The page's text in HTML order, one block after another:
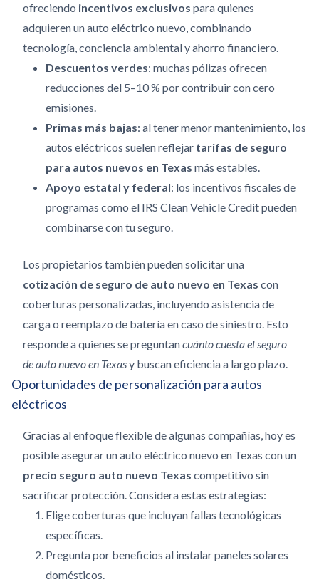
ofreciendo incentivos exclusivos para quienes
adquieren un auto eléctrico nuevo, combinando
tecnología, conciencia ambiental y ahorro financiero.
Descuentos verdes: muchas pólizas ofrecen
reducciones del 5–10 % por contribuir con cero
emisiones.
Primas más bajas: al tener menor mantenimiento, los
autos eléctricos suelen reflejar tarifas de seguro
para autos nuevos en Texas más estables.
Apoyo estatal y federal: los incentivos fiscales de
programas como el IRS Clean Vehicle Credit pueden
combinarse con tu seguro.
Los propietarios también pueden solicitar una
cotización de seguro de auto nuevo en Texas con
coberturas personalizadas, incluyendo asistencia de
carga o reemplazo de batería en caso de siniestro. Esto
responde a quienes se preguntancuánto cuesta el seguro
de auto nuevo en Texasy buscan eficiencia a largo plazo.
Oportunidades de personalización para autos
eléctricos
Gracias al enfoque flexible de algunas compañías, hoy es
posible asegurar un auto eléctrico nuevo en Texas con un
precio seguro auto nuevo Texas competitivo sin
sacrificar protección. Considera estas estrategias:
Elige coberturas que incluyan fallas tecnológicas
específicas.
Pregunta por beneficios al instalar paneles solares
domésticos.